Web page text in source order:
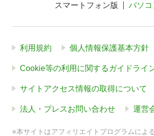
スマートフォン版 パソコ
利用規約 個人情報保護基本方針
Cookie等の利用に関するガイドライ
サイトアクセス情報の取得について
法人・プレスお問い合わせ 運営
※本サイトはアフィリエイトプログラムによ